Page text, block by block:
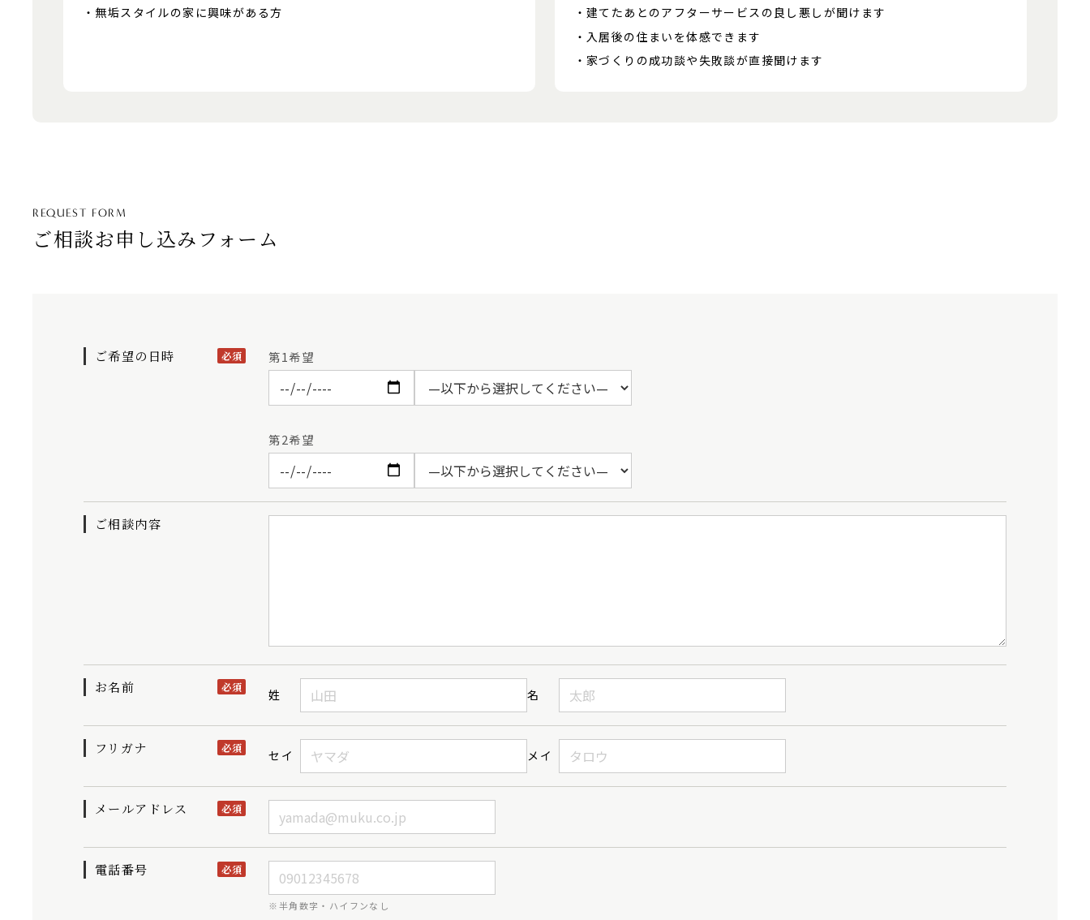
無垢スタイルの家に興味がある方
建てたあとのアフターサービスの良し悪しが聞けます
入居後の住まいを体感できます
家づくりの成功談や失敗談が直接聞けます
REQUEST FORM
ご相談お申し込みフォーム
ご希望の日時 必須 第1希望
第2希望
ご相談内容
お名前 必須 姓 名
フリガナ 必須 セイ メイ
メールアドレス 必須
電話番号 必須
※半角数字・ハイフンなし